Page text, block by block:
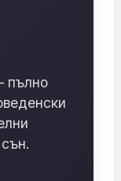
пълно